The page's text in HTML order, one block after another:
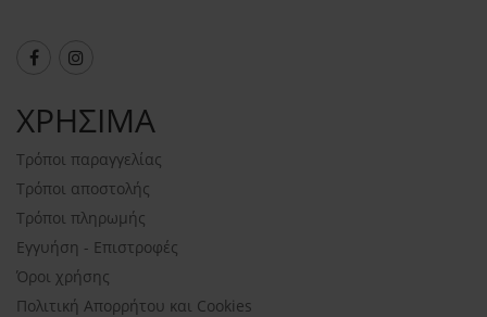
ΧΡΗΣΙΜΑ
Τρόποι παραγγελίας
Τρόποι αποστολής
Τρόποι πληρωμής
Εγγυήση - Επιστροφές
Όροι χρήσης
Πολιτική Απορρήτου και Cookies